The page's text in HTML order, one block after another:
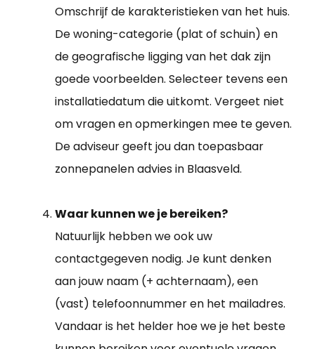
Omschrijf de karakteristieken van het huis.
De woning-categorie (plat of schuin) en
de geografische ligging van het dak zijn
goede voorbeelden. Selecteer tevens een
installatiedatum die uitkomt. Vergeet niet
om vragen en opmerkingen mee te geven.
De adviseur geeft jou dan toepasbaar
zonnepanelen advies in Blaasveld.
Waar kunnen we je bereiken?
Natuurlijk hebben we ook uw
contactgegeven nodig. Je kunt denken
aan jouw naam (+ achternaam), een
(vast) telefoonnummer en het mailadres.
Vandaar is het helder hoe we je het beste